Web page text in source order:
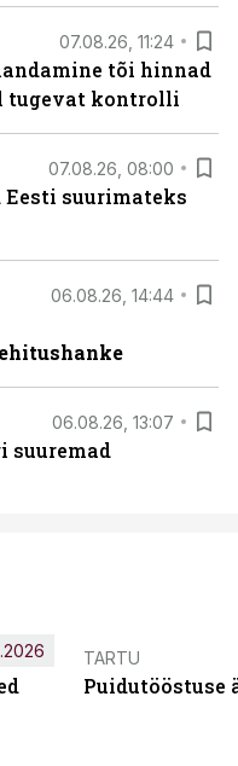
07.08.26, 11:24
tõi hinnad
tugevat kontrolli
07.08.26, 08:00
suurimateks
06.08.26, 14:44
06.08.26, 13:07
suuremad
TARTU
Puidutööstuse